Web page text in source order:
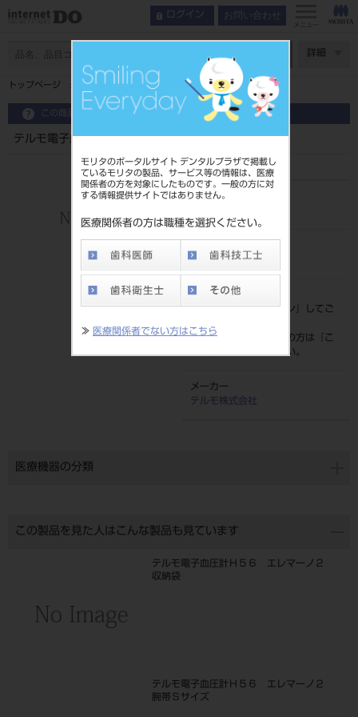
モリタのポータルサイト デンタルプラザで掲載し
ているモリタの製品、サービス等の情報は、医療
関係者の方を対象にしたものです。一般の方に対
する情報提供サイトではありません。
医療関係者の方は職種を選択ください。
≫ 医療関係者でない方はこちら
ログイン お問い合わせ
メニュー
詳細
トップページ テルモ電子血圧計Ｈ５６ エレマーノ２ 収納袋
この商品に関するお問い合わせ
テルモ電子血圧計Ｈ５６ エレマーノ２ 収納袋
品目コード
4987892048579
標準価格
価格の確認は『ログイン
』してご
ネット会員登録がまだの方は『
こ
ちら』より登録ください。
メーカー
テルモ株式会社
医療機器の分類
この製品を見た人はこんな製品も見ています
テルモ電子血圧計Ｈ５６ エレマーノ２
収納袋
テルモ電子血圧計Ｈ５６ エレマーノ２
腕帯Ｓサイズ